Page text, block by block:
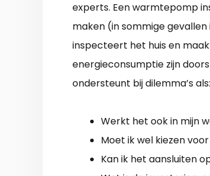
experts. Een warmtepomp
maken (in sommige
inspecteert het huis en
energieconsumptie zijn
ondersteunt bij dilemma’s als:
Werkt het ook in mijn
Moet ik wel kiezen
Kan ik het aansluiten